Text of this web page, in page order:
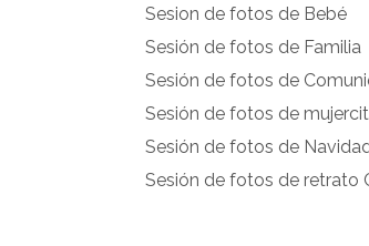
Sesion de fotos de Bebé
Sesión de fotos de Familia
Sesión de fotos de
Sesión de fotos de
Sesión de fotos de
Sesión de fotos de retrato